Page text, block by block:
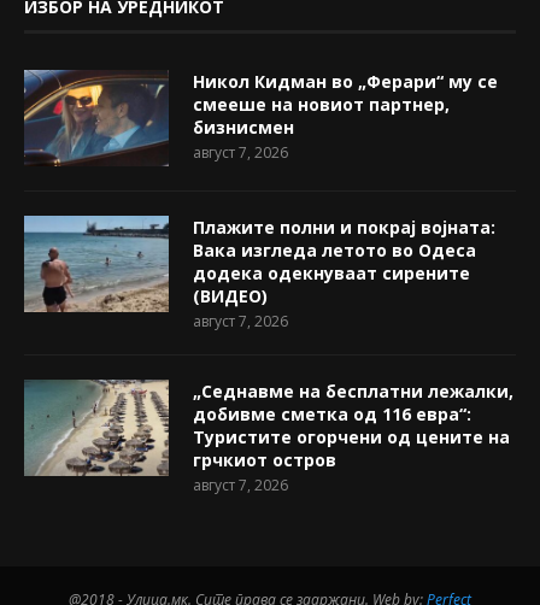
ИЗБОР НА УРЕДНИКОТ
Никол Кидман во „Ферари“ му се
смееше на новиот партнер,
бизнисмен
август 7, 2026
Плажите полни и покрај војната:
Вака изгледа летото во Одеса
додека одекнуваат сирените
(ВИДЕО)
август 7, 2026
„Седнавме на бесплатни лежалки,
добивме сметка од 116 евра“:
Туристите огорчени од цените на
грчкиот остров
август 7, 2026
@2018 - Улица.мк. Сите права се задржани. Web by:Perfect